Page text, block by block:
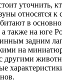
уточнить,
относятся к
в
также на юге
задним
на
с другими